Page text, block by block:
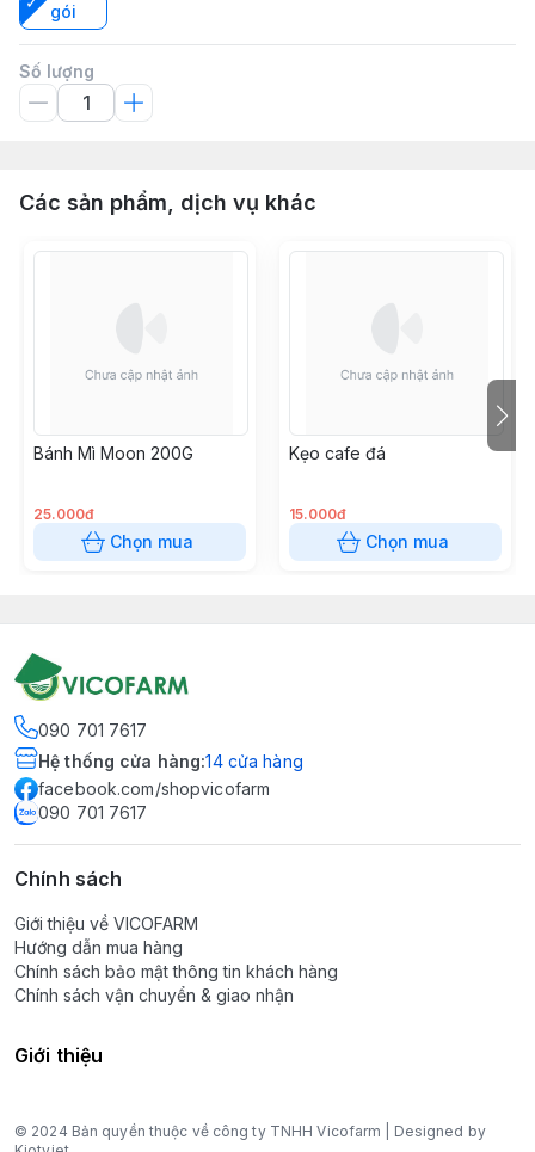
gói
Số lượng
Các sản phẩm, dịch vụ khác
Bánh Mì Moon 200G
25.000đ
Chọn mua
Kẹo cafe đá
15.000đ
Chọn mua
090 701 7617
Hệ thống cửa hàng:14 cửa hàng
facebook.com/shopvicofarm
090 701 7617
Chính sách
Giới thiệu về VICOFARM
Hướng dẫn mua hàng
Chính sách bảo mật thông tin khách hàng
Chính sách vận chuyển & giao nhận
Giới thiệu
© 2024 Bản quyền thuộc về công ty TNHH Vicofarm | Designed by